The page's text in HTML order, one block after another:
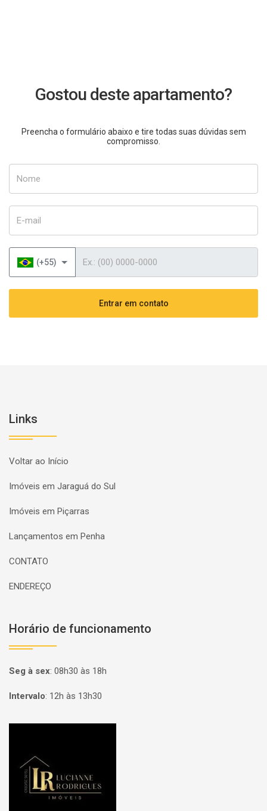
Gostou deste apartamento?
Preencha o formulário abaixo e tire todas suas dúvidas sem
compromisso.
(+55)
Entrar em contato
Links
Voltar ao Início
Imóveis em Jaraguá do Sul
Imóveis em Piçarras
Lançamentos em Penha
CONTATO
ENDEREÇO
Horário de funcionamento
Seg à sex: 08h30 às 18h
Intervalo: 12h às 13h30